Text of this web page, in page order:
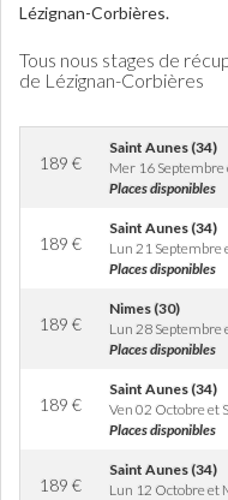
Lézignan-Corbières.
Tous nous stages de
de Lézignan-Corbières
189 €
Saint Aunes (34)
Mer 16
Places disponibles
189 €
Saint Aunes (34)
Lun 21
Places disponibles
189 €
Nimes (30)
Lun 28
Places disponibles
189 €
Saint Aunes (34)
Ven 02 Octobre et
Places disponibles
189 €
Saint Aunes (34)
Lun 12 Octobre et